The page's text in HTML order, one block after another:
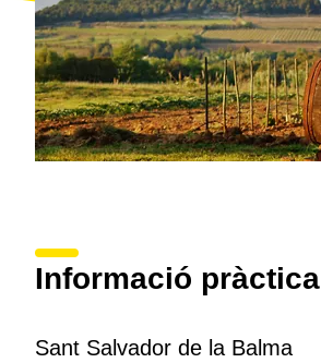
Informació pràctica
Sant Salvador de la Balma